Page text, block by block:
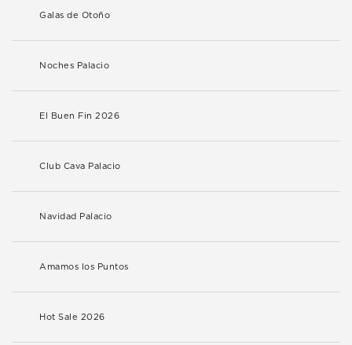
Galas de Otoño
Noches Palacio
El Buen Fin 2026
Club Cava Palacio
Navidad Palacio
Amamos los Puntos
Hot Sale 2026